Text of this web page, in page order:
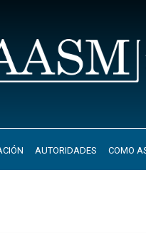
AUTORIDADES COMO